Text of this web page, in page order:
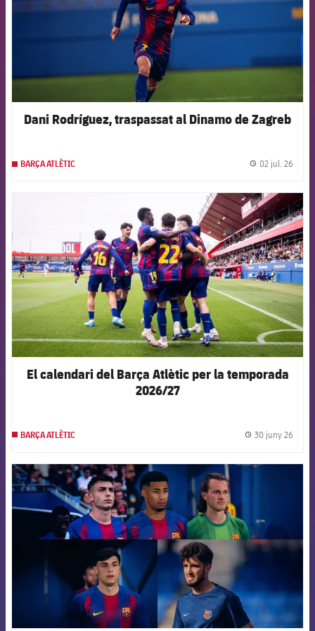
Dani Rodríguez, traspassat al Dinamo de Zagreb
BARÇA ATLÈTIC 02 jul. 26
FCB Barcelona badge
El calendari del Barça Atlètic per la temporada
2026/27
BARÇA ATLÈTIC 30 juny 26
FCB Barcelona badge